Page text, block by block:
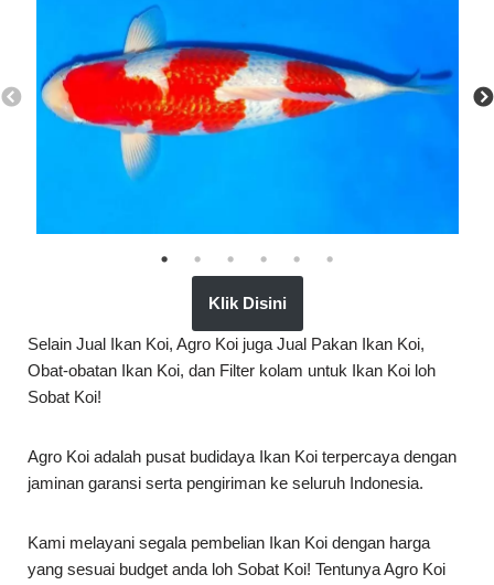
Klik Disini
Selain Jual Ikan Koi, Agro Koi juga Jual Pakan Ikan Koi,
Obat-obatan Ikan Koi, dan Filter kolam untuk Ikan Koi loh
Sobat Koi!
Agro Koi adalah pusat budidaya Ikan Koi terpercaya dengan
jaminan garansi serta pengiriman ke seluruh Indonesia.
Kami melayani segala pembelian Ikan Koi dengan harga
yang sesuai budget anda loh Sobat Koi! Tentunya Agro Koi